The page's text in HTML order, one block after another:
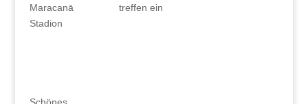
Maracanā
Stadion
treffen ein